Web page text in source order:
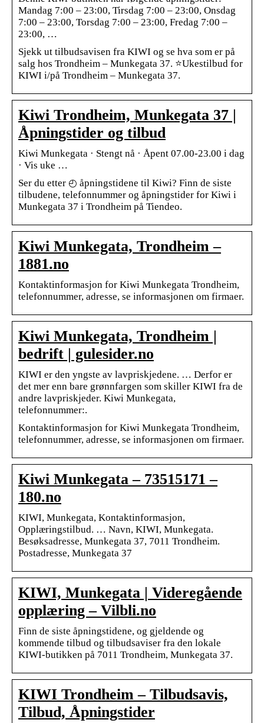
Mandag 7:00 – 23:00, Tirsdag 7:00 – 23:00, Onsdag
7:00 – 23:00, Torsdag 7:00 – 23:00, Fredag 7:00 –
23:00, …
Sjekk ut tilbudsavisen fra KIWI og se hva som er på
salg hos Trondheim – Munkegata 37. ⭐Ukestilbud for
KIWI i/på Trondheim – Munkegata 37.
Kiwi Trondheim, Munkegata 37 |
Åpningstider og tilbud
Kiwi Munkegata · Stengt nå · Åpent 07.00-23.00 i dag
· Vis uke …
Ser du etter ◴ åpningstidene til Kiwi? Finn de siste
tilbudene, telefonnummer og åpningstider for Kiwi i
Munkegata 37 i Trondheim på Tiendeo.
Kiwi Munkegata, Trondheim –
1881.no
Kontaktinformasjon for Kiwi Munkegata Trondheim,
telefonnummer, adresse, se informasjonen om firmaer.
Kiwi Munkegata, Trondheim |
bedrift | gulesider.no
KIWI er den yngste av lavpriskjedene. … Derfor er
det mer enn bare grønnfargen som skiller KIWI fra de
andre lavpriskjeder. Kiwi Munkegata,
telefonnummer:.
Kontaktinformasjon for Kiwi Munkegata Trondheim,
telefonnummer, adresse, se informasjonen om firmaer.
Kiwi Munkegata – 73515171 –
180.no
KIWI, Munkegata, Kontaktinformasjon,
Opplæringstilbud. … Navn, KIWI, Munkegata.
Besøksadresse, Munkegata 37, 7011 Trondheim.
Postadresse, Munkegata 37
KIWI, Munkegata | Videregående
opplæring – Vilbli.no
Finn de siste åpningstidene, og gjeldende og
kommende tilbud og tilbudsaviser fra den lokale
KIWI-butikken på 7011 Trondheim, Munkegata 37.
KIWI Trondheim – Tilbudsavis,
Tilbud, Åpningstider